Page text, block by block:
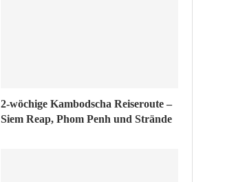
2-wöchige Kambodscha Reiseroute –
Siem Reap, Phom Penh und Strände